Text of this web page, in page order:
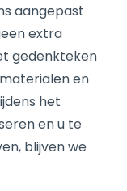
aangepast
extra
gedenkteken
en
het
en u te
blijven we